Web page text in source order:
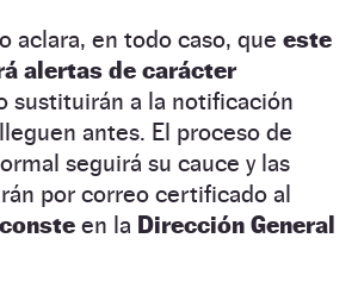
aclara, en todo caso, que este
alertas de carácter
sustituirán a la notificación
antes. El proceso de
seguirá su cauce y las
por correo certificado al
en la Dirección General